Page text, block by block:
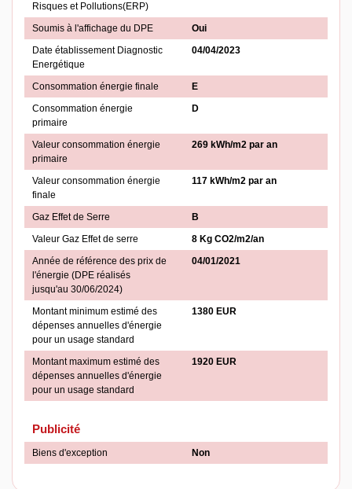
Risques et Pollutions(ERP)
Soumis à l'affichage du DPE
Oui
Date établissement Diagnostic
Energétique
04/04/2023
Consommation énergie finale
E
Consommation énergie
primaire
D
Valeur consommation énergie
primaire
269 kWh/m2 par an
Valeur consommation énergie
finale
117 kWh/m2 par an
Gaz Effet de Serre
B
Valeur Gaz Effet de serre
8 Kg CO2/m2/an
Année de référence des prix de
l'énergie (DPE réalisés
jusqu'au 30/06/2024)
04/01/2021
Montant minimum estimé des
dépenses annuelles d'énergie
pour un usage standard
1380 EUR
Montant maximum estimé des
dépenses annuelles d'énergie
pour un usage standard
1920 EUR
Publicité
Biens d'exception Non